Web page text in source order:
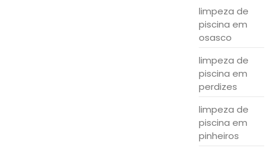
limpeza de
piscina em
osasco
limpeza de
piscina em
perdizes
limpeza de
piscina em
pinheiros